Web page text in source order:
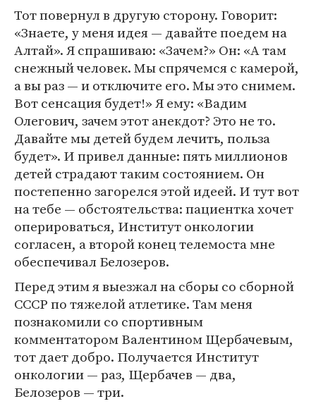
Тот повернул в другую сторону. Говорит:
«Знаете, у меня идея — давайте поедем на
Алтай». Я спрашиваю: «Зачем?» Он: «А там
снежный человек. Мы спрячемся с камерой,
а вы раз — и отключите его. Мы это снимем.
Вот сенсация будет!» Я ему: «Вадим
Олегович, зачем этот анекдот? Это не то.
Давайте мы детей будем лечить, польза
будет». И привел данные: пять миллионов
детей страдают таким состоянием. Он
постепенно загорелся этой идеей. И тут вот
на тебе — обстоятельства: пациентка хочет
оперироваться, Институт онкологии
согласен, а второй конец телемоста мне
обеспечивал Белозеров.
Перед этим я выезжал на сборы со сборной
СССР по тяжелой атлетике. Там меня
познакомили со спортивным
комментатором Валентином Щербачевым,
тот дает добро. Получается Институт
онкологии — раз, Щербачев — два,
Белозеров — три.